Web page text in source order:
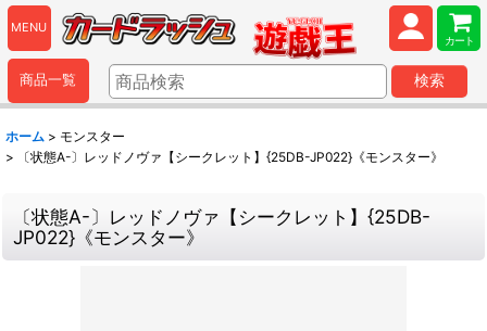
MENU
カート
商品一覧 検索
ホーム > モンスター
>
〔状態A-〕レッドノヴァ【シークレット】{25DB-JP022}《モンスター》
〔状態A-〕レッドノヴァ【シークレット】{25DB-
JP022}《モンスター》